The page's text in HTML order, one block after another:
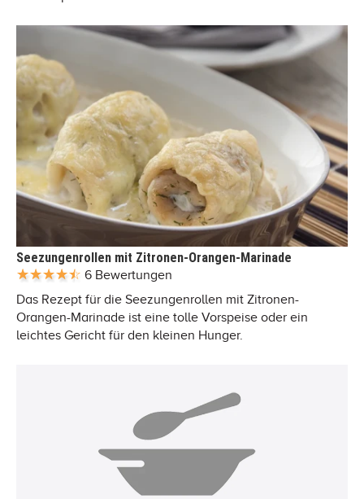
Seezungenrollen mit Zitronen-Orangen-Marinade
6 Bewertungen
Das Rezept für die Seezungenrollen mit Zitronen-
Orangen-Marinade ist eine tolle Vorspeise oder ein
leichtes Gericht für den kleinen Hunger.